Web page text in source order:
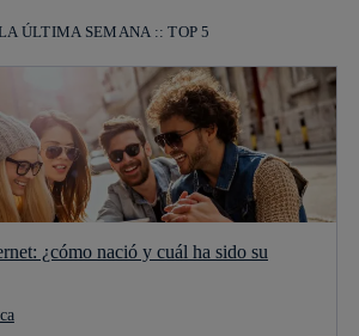
ÚLTIMA SEMANA :: TOP 5
¿cómo nació y cuál ha sido su